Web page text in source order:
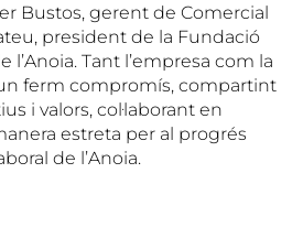
Bustos, gerent de Comercial
president de la Fundació
l’Anoia. Tant l’empresa com la
ferm compromís, compartint
i valors, col·laborant en
estreta per al progrés
de l’Anoia.